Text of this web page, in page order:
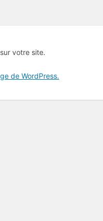
votre site.
de WordPress.